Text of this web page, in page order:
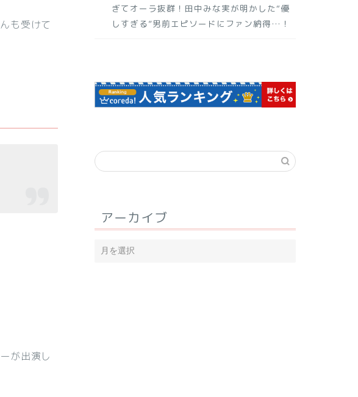
も受けて
が出演し
ぎてオーラ抜群！田中みな実が明かした“優
しすぎる”男前エピソードにファン納得…！
アーカイブ